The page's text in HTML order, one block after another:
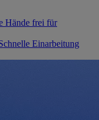
Hände frei für
Einarbeitung